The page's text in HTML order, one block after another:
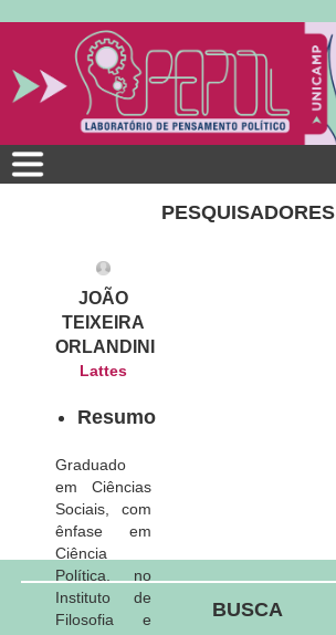
conteúdo
PESQUISADORES
JOÃO
TEIXEIRA
ORLANDINI
Lattes
Resumo
Graduado
em Ciências
Sociais, com
ênfase em
Ciência
Política, no
Instituto de
Filosofia e
BUSCA